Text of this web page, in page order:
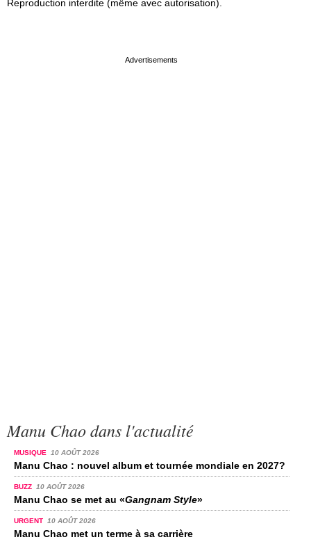
Reproduction interdite (même avec autorisation).
Manu Chao dans l'actualité
MUSIQUE 10 AOÛT 2026
Manu Chao : nouvel album et tournée mondiale en 2027?
BUZZ 10 AOÛT 2026
Manu Chao se met au «Gangnam Style»
URGENT 10 AOÛT 2026
Manu Chao met un terme à sa carrière